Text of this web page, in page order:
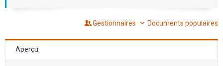
Gestionnaires Documents populaires
Aperçu